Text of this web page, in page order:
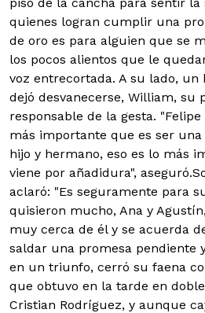
quienes logran cumplir una
de oro es para alguien que se
los pocos alientos que le
voz entrecortada. A su lado, un
dejó desvanecerse, William, su
responsable de la gesta.
más importante que es ser una
hijo y hermano, eso es lo más
viene por añadidura",
aclaró: "Es seguramente para
quisieron mucho, Ana y
muy cerca de él y se acuerda
saldar una promesa pendiente
en un triunfo, cerró su faena
que obtuvo en la tarde en
Cristian Rodríguez, y aunque